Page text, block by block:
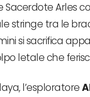
Arles
stringe tra le
si sacrifica
letale che
l’esploratore